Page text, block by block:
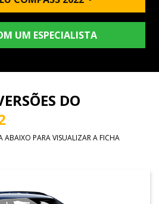
UM ESPECIALISTA
DO
ABAIXO PARA VISUALIZAR A FICHA